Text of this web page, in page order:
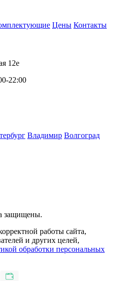
Цены Контакты
12е
22:00
Владимир Волгоград
защищены.
работы сайта,
и других целей,
обработки персональных